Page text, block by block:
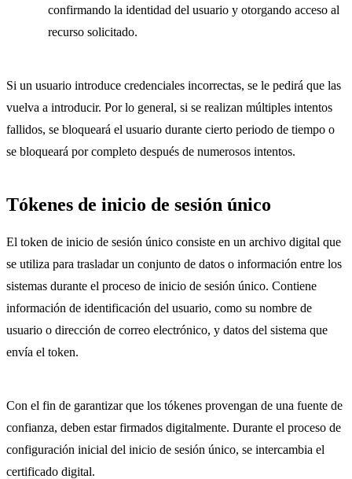
confirmando la identidad del usuario y otorgando acceso al
recurso solicitado.
Si un usuario introduce credenciales incorrectas, se le pedirá que las
vuelva a introducir. Por lo general, si se realizan múltiples intentos
fallidos, se bloqueará el usuario durante cierto periodo de tiempo o
se bloqueará por completo después de numerosos intentos.
Tókenes de inicio de sesión único
El token de inicio de sesión único consiste en un archivo digital que
se utiliza para trasladar un conjunto de datos o información entre los
sistemas durante el proceso de inicio de sesión único. Contiene
información de identificación del usuario, como su nombre de
usuario o dirección de correo electrónico, y datos del sistema que
envía el token.
Con el fin de garantizar que los tókenes provengan de una fuente de
confianza, deben estar firmados digitalmente. Durante el proceso de
configuración inicial del inicio de sesión único, se intercambia el
certificado digital.